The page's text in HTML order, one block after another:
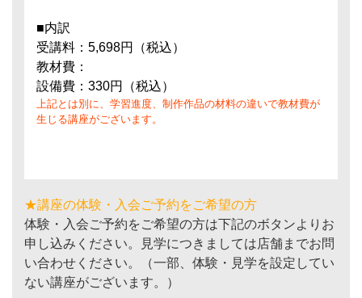
■内訳
受講料：5,698円（税込）
教材費：
設備費：330円（税込）
上記とは別に、学習進度、制作作品の材料の違いで教材費が
生じる講座がございます。
★講座の体験・入会ご予約をご希望の方
体験・入会ご予約をご希望の方は下記のボタンよりお
申し込みください。見学につきましては店舗までお問
い合わせください。（一部、体験・見学を設定してい
ない講座がございます。）